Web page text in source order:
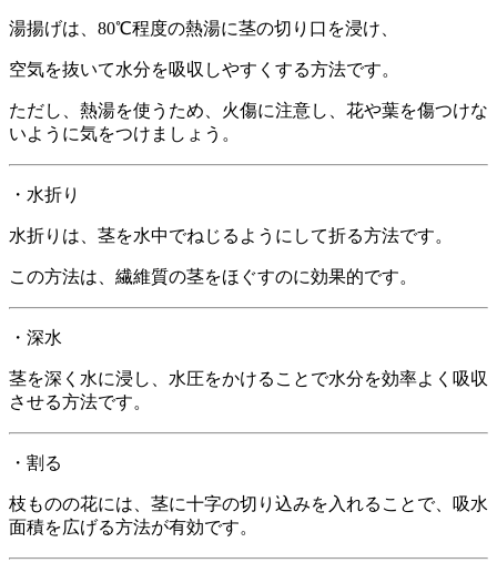
湯揚げは、80℃程度の熱湯に茎の切り口を浸け、
空気を抜いて水分を吸収しやすくする方法です。
ただし、熱湯を使うため、火傷に注意し、花や葉を傷つけな
いように気をつけましょう。
・水折り
水折りは、茎を水中でねじるようにして折る方法です。
この方法は、繊維質の茎をほぐすのに効果的です。
・深水
茎を深く水に浸し、水圧をかけることで水分を効率よく吸収
させる方法です。
・割る
枝ものの花には、茎に十字の切り込みを入れることで、吸水
面積を広げる方法が有効です。